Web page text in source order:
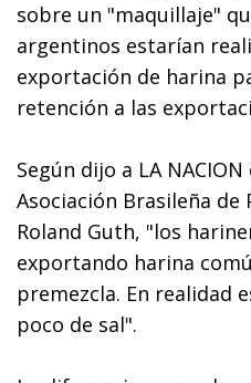
sobre un "maquillaje"
argentinos estarían
exportación de harina
retención a las
Según dijo a LA
Asociación Brasileña
Roland Guth, "los
exportando harina
premezcla. En realidad
poco de sal".